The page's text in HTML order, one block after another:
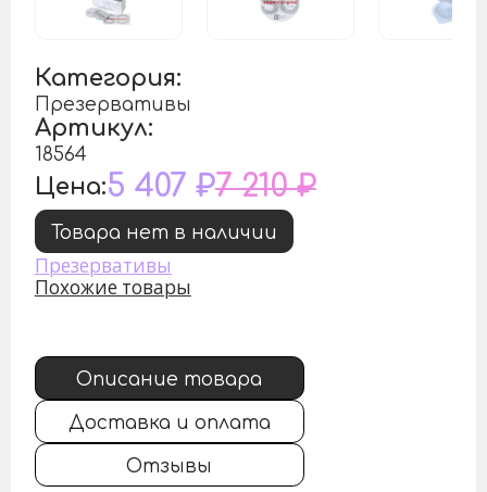
Категория:
Презервативы
Артикул:
18564
Цена:5 407 ₽7 210 ₽
Товара нет в наличии
Презервативы
Похожие товары
Описание товара
Доставка и оплата
Отзывы